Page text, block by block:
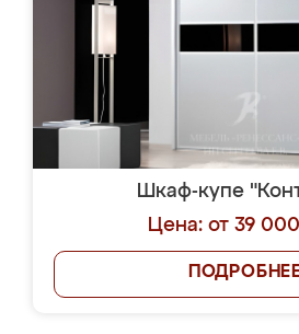
Шкаф-купе
Цена: от 39